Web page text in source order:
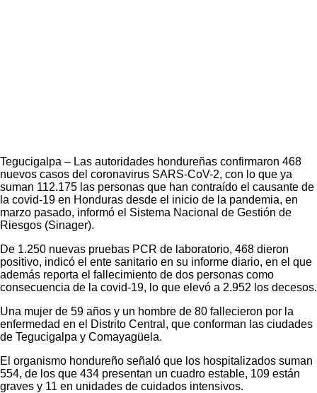
Tegucigalpa – Las autoridades hondureñas confirmaron 468
nuevos casos del coronavirus SARS-CoV-2, con lo que ya
suman 112.175 las personas que han contraído el causante de
la covid-19 en Honduras desde el inicio de la pandemia, en
marzo pasado, informó el Sistema Nacional de Gestión de
Riesgos (Sinager).
De 1.250 nuevas pruebas PCR de laboratorio, 468 dieron
positivo, indicó el ente sanitario en su informe diario, en el que
además reporta el fallecimiento de dos personas como
consecuencia de la covid-19, lo que elevó a 2.952 los decesos.
Una mujer de 59 años y un hombre de 80 fallecieron por la
enfermedad en el Distrito Central, que conforman las ciudades
de Tegucigalpa y Comayagüela.
El organismo hondureño señaló que los hospitalizados suman
554, de los que 434 presentan un cuadro estable, 109 están
graves y 11 en unidades de cuidados intensivos.